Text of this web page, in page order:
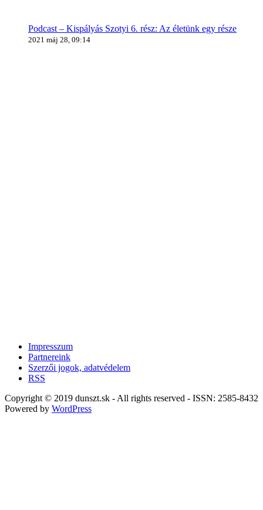
Podcast – Kispályás Szotyi 6. rész: Az életünk egy része
2021 máj 28, 09:14
Impresszum
Partnereink
Szerzői jogok, adatvédelem
RSS
Copyright © 2019 dunszt.sk - All rights reserved - ISSN: 2585-8432
Powered by WordPress